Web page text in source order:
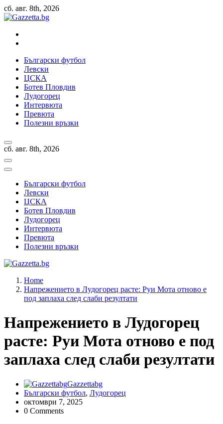
Skip
to
сб. авг. 8th, 2026
Актуални новини за българския футбол, прогнозни резултати и
коментари
Български футбол
Левски
ЦСКА
Ботев Пловдив
Лудогорец
Интервюта
Превюта
Полезни връзки
сб. авг. 8th, 2026
Български футбол
Левски
ЦСКА
Ботев Пловдив
Лудогорец
Интервюта
Превюта
Полезни връзки
Актуални новини за българския футбол, прогнозни резултати и
коментари
Home
Напрежението в Лудогорец расте: Руи Мота отново е
под заплаха след слаби резултати
Напрежението в Лудогорец
расте: Руи Мота отново е под
заплаха след слаби резултати
Gazzettabg
Български футбол, Лудогорец
октомври 7, 2025
0 Comments